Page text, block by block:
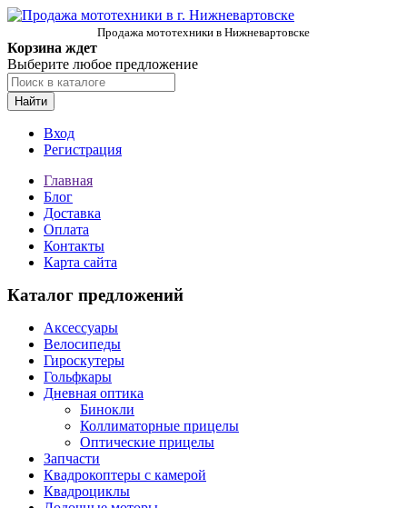
Продажа мототехники в Нижневартовске
Корзина ждет
Выберите любое предложение
Найти
Вход
Регистрация
Главная
Блог
Доставка
Оплата
Контакты
Карта сайта
Каталог предложений
Аксессуары
Велосипеды
Гироскутеры
Гольфкары
Дневная оптика
Бинокли
Коллиматорные прицелы
Оптические прицелы
Запчасти
Квадрокоптеры с камерой
Квадроциклы